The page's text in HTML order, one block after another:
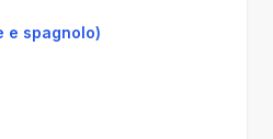
e spagnolo)